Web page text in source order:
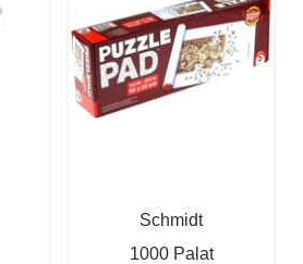
Schmidt
1000 Palat